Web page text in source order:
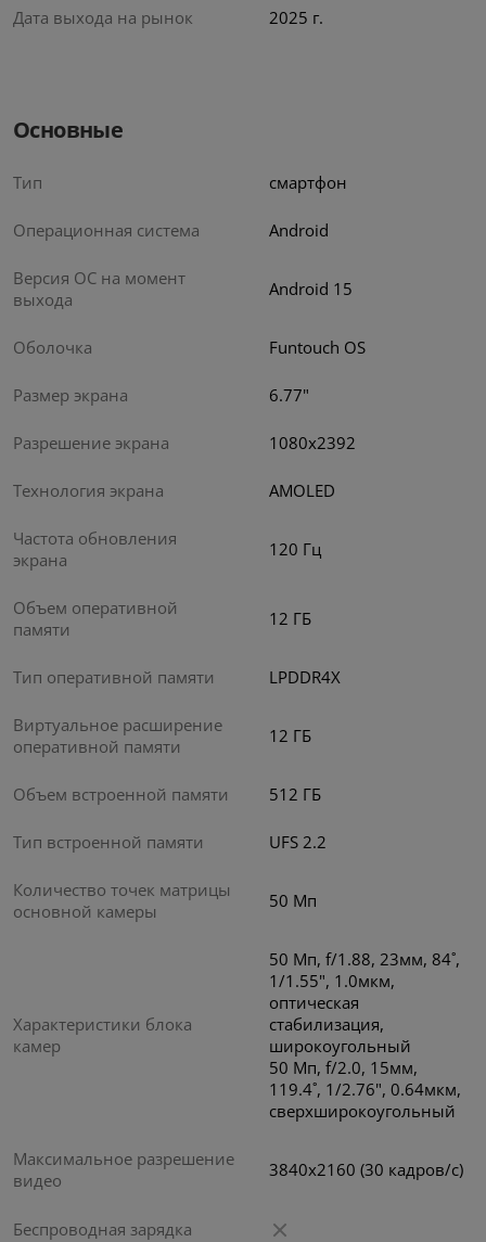
Дата выхода на рынок 2025 г.
Основные
Тип смартфон
Операционная система Android
Версия ОС на момент
выхода
Android 15
Оболочка Funtouch OS
Размер экрана 6.77"
Разрешение экрана 1080x2392
Технология экрана AMOLED
Частота обновления
экрана
120 Гц
Объем оперативной
памяти
12 ГБ
Тип оперативной памяти LPDDR4X
Виртуальное расширение
оперативной памяти
12 ГБ
Объем встроенной памяти 512 ГБ
Тип встроенной памяти UFS 2.2
Количество точек матрицы
основной камеры
50 Мп
Характеристики блока
камер
50 Мп, f/1.88, 23мм, 84˚,
1/1.55", 1.0мкм,
оптическая
стабилизация,
широкоугольный
50 Мп, f/2.0, 15мм,
119.4˚, 1/2.76", 0.64мкм,
сверхширокоугольный
Максимальное разрешение
видео
3840x2160 (30 кадров/с)
Беспроводная зарядка